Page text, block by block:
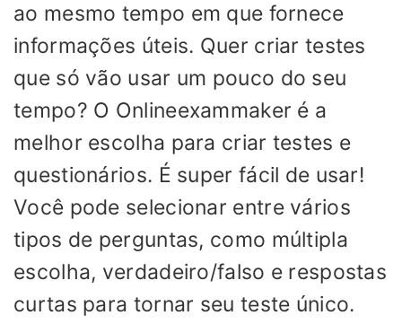
ao mesmo tempo em que fornece
informações úteis. Quer criar testes
que só vão usar um pouco do seu
tempo? O Onlineexammaker é a
melhor escolha para criar testes e
questionários. É super fácil de usar!
Você pode selecionar entre vários
tipos de perguntas, como múltipla
escolha, verdadeiro/falso e respostas
curtas para tornar seu teste único.